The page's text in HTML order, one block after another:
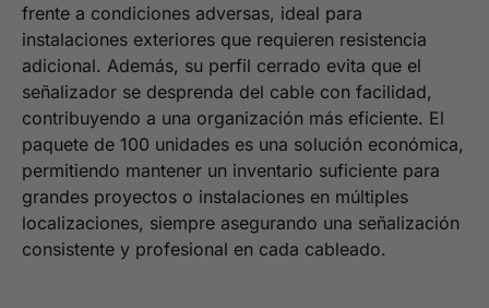
frente a condiciones adversas, ideal para
instalaciones exteriores que requieren resistencia
adicional. Además, su perfil cerrado evita que el
señalizador se desprenda del cable con facilidad,
contribuyendo a una organización más eficiente. El
paquete de 100 unidades es una solución económica,
permitiendo mantener un inventario suficiente para
grandes proyectos o instalaciones en múltiples
localizaciones, siempre asegurando una señalización
consistente y profesional en cada cableado.